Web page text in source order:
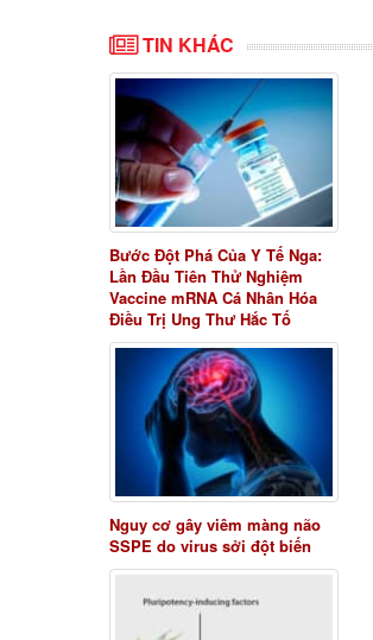
TIN KHÁC
Bước Đột Phá Của Y Tế Nga:
Lần Đầu Tiên Thử Nghiệm
Vaccine mRNA Cá Nhân Hóa
Điều Trị Ung Thư Hắc Tố
Nguy cơ gây viêm màng não
SSPE do virus sởi đột biến